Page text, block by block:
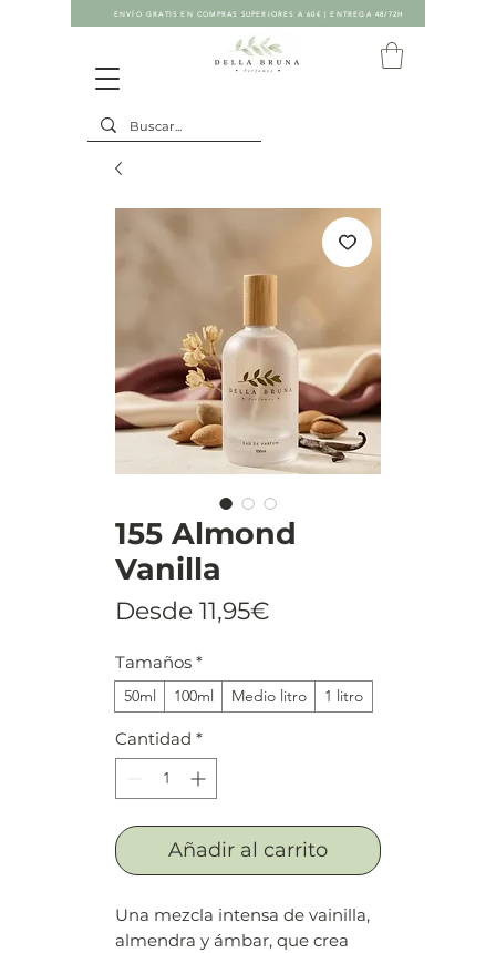
ENVÍO GRATIS EN COMPRAS SUPERIORES A 60€ | ENTREGA 48/72H
155 Almond
Vanilla
Desde 11,95€
Tamaños *
50ml 100ml Medio litro 1 litro
Cantidad *
Añadir al carrito
Una mezcla intensa de vainilla,
almendra y ámbar, que crea